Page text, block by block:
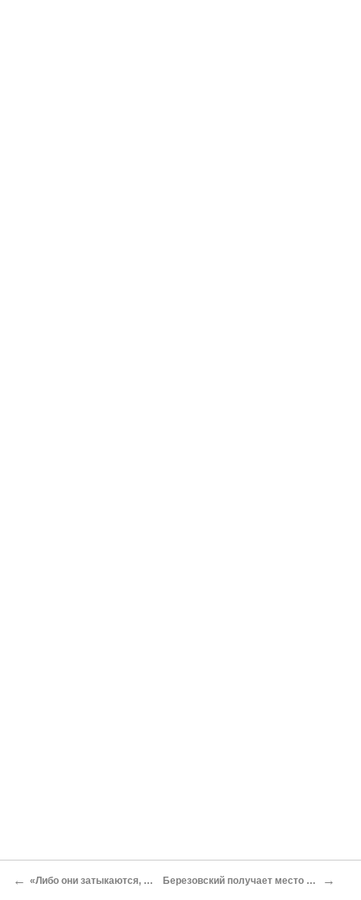
← «Либо они затыкаются, либо посажу» Березовский получает место в правительстве →